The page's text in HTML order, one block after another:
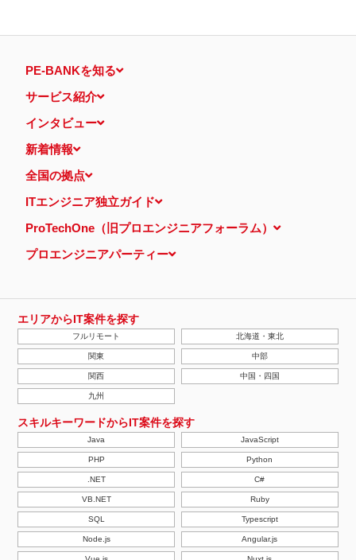
PE-BANKを知る
サービス紹介
インタビュー
新着情報
全国の拠点
ITエンジニア独立ガイド
ProTechOne（旧プロエンジニアフォーラム）
プロエンジニアパーティー
エリアからIT案件を探す
フルリモート 北海道・東北
関東 中部
関西 中国・四国
九州
スキルキーワードからIT案件を探す
Java JavaScript
PHP Python
.NET C#
VB.NET Ruby
SQL Typescript
Node.js Angular.js